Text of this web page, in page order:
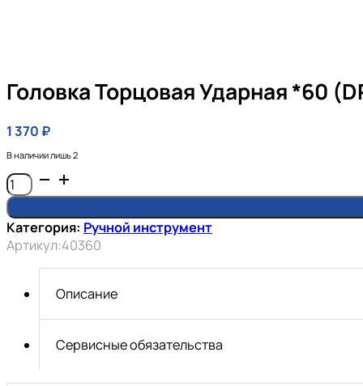
Головка Торцовая Ударная *60
1 370 ₽
В наличии лишь 2
Количество
товара
Головка
торцовая
ударная
90mm)
АвтоDело
Категория: Ручной инструмент
Артикул:40360
Описание
Сервисные обязательства